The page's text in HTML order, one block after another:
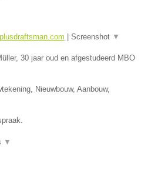
Screenshot ▼
30 jaar oud en afgestudeerd MBO
Nieuwbouw, Aanbouw,
▼